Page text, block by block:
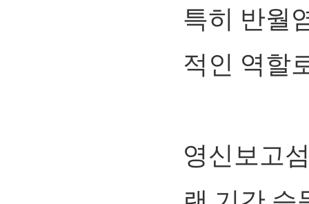
특히 반월
적인 역할
영신보고